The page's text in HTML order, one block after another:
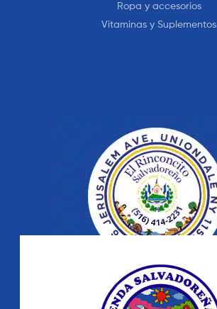
Ropa y accesorios
Vitaminas y Suplementos